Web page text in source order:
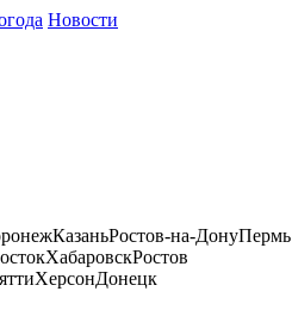
Новости
КазаньРостов-на-ДонуПермь
ХабаровскРостов
ХерсонДонецк